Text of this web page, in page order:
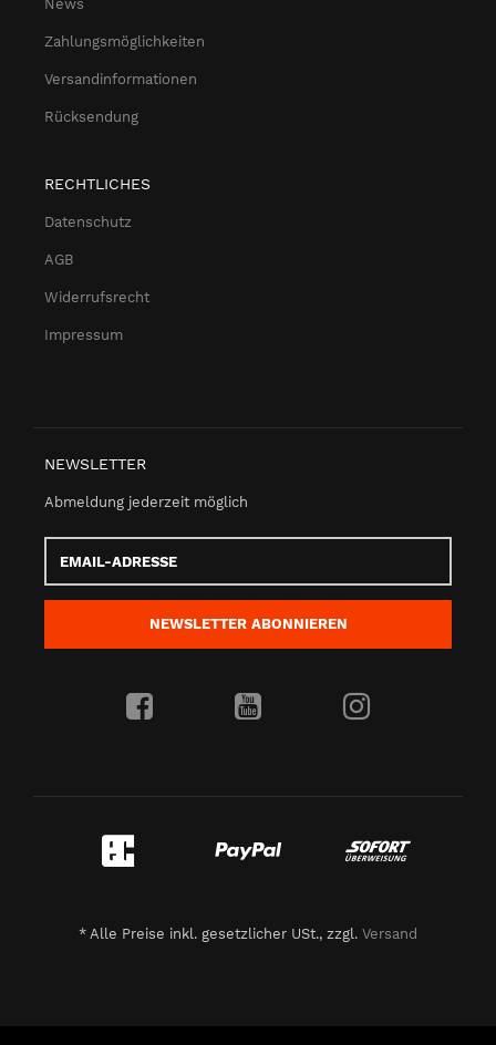
News
Zahlungsmöglichkeiten
Versandinformationen
Rücksendung
RECHTLICHES
Datenschutz
AGB
Widerrufsrecht
Impressum
NEWSLETTER
Abmeldung jederzeit möglich
Adresse
NEWSLETTER ABONNIEREN
* Alle Preise inkl. gesetzlicher USt., zzgl. Versand